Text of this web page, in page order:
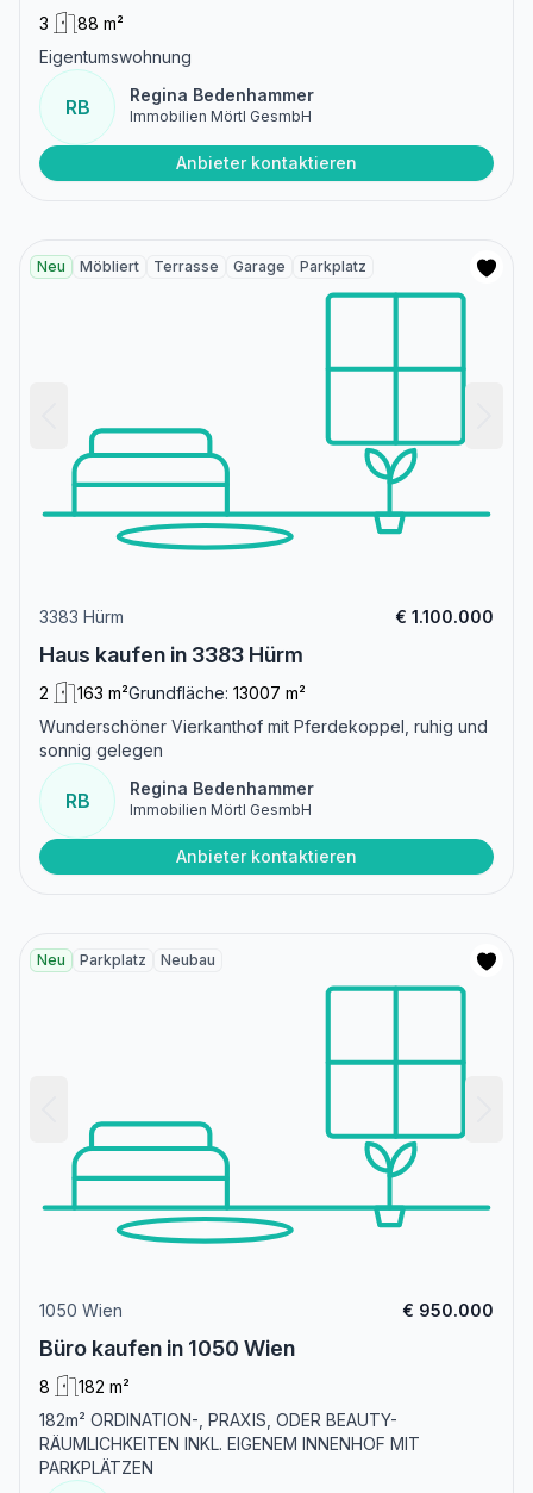
3
88 m²
Eigentumswohnung
RB
Regina Bedenhammer
Immobilien Mörtl GesmbH
Anbieter kontaktieren
Neu Möbliert Terrasse Garage Parkplatz
3383 Hürm € 1.100.000
Haus kaufen in 3383 Hürm
2 163 m²Grundfläche: 13007 m²
Wunderschöner Vierkanthof mit Pferdekoppel, ruhig und
sonnig gelegen
RB
Regina Bedenhammer
Immobilien Mörtl GesmbH
Anbieter kontaktieren
Neu Parkplatz Neubau
1050 Wien € 950.000
Büro kaufen in 1050 Wien
8
182 m²
182m² ORDINATION-, PRAXIS, ODER BEAUTY-
RÄUMLICHKEITEN INKL. EIGENEM INNENHOF MIT
PARKPLÄTZEN